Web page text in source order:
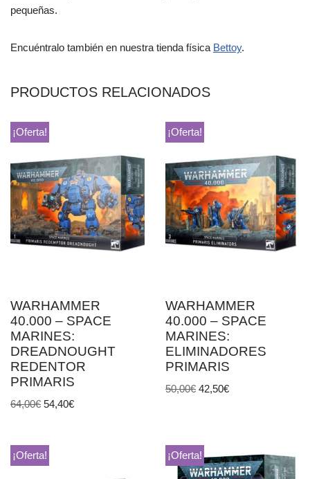
pequeñas.
Encuéntralo también en nuestra tienda física Bettoy.
PRODUCTOS RELACIONADOS
¡Oferta!
WARHAMMER
40.000 – SPACE
MARINES:
DREADNOUGHT
REDENTOR
PRIMARIS
64,00€ 54,40€
¡Oferta!
WARHAMMER
40.000 – SPACE
MARINES:
ELIMINADORES
PRIMARIS
50,00€ 42,50€
¡Oferta! ¡Oferta!